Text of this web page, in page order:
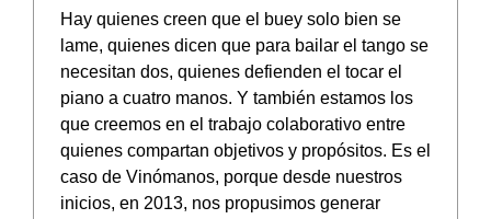
Hay quienes creen que el buey solo bien se
lame, quienes dicen que para bailar el tango se
necesitan dos, quienes defienden el tocar el
piano a cuatro manos. Y también estamos los
que creemos en el trabajo colaborativo entre
quienes compartan objetivos y propósitos. Es el
caso de Vinómanos, porque desde nuestros
inicios, en 2013, nos propusimos generar